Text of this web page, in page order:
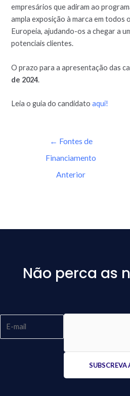
empresários que adiram ao
ampla exposição à marca em todos
Europeia, ajudando-os a chegar a
potenciais clientes.
O prazo para a apresentação das
de 2024.
Leia o guia do candidatoaqui!
← Fontes de
Financiamento
Anterior
Não perca as